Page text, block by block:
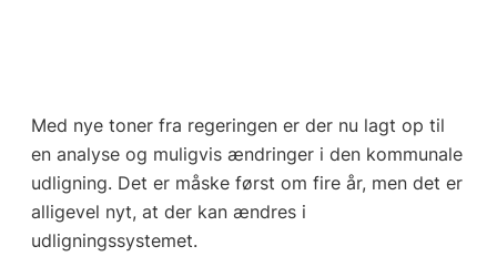
Med nye toner fra regeringen er der nu lagt op til
en analyse og muligvis ændringer i den kommunale
udligning. Det er måske først om fire år, men det er
alligevel nyt, at der kan ændres i
udligningssystemet.